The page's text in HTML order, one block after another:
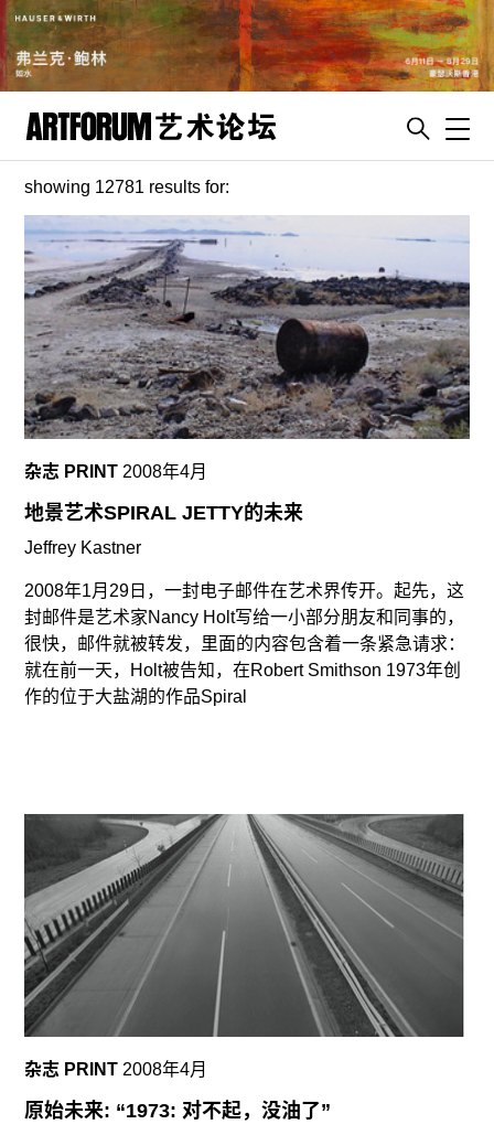
artguide
新闻
展评
杂志
专栏
视频
ENGLISH
ART & EDUCATION
广告
订阅
往期内容
showing 12781 results for:
杂志 PRINT 2008年4月
地景艺术SPIRAL JETTY的未来
Jeffrey Kastner
2008年1月29日，一封电子邮件在艺术界传开。起先，这
封邮件是艺术家Nancy Holt写给一小部分朋友和同事的，
很快，邮件就被转发，里面的内容包含着一条紧急请求：
就在前一天，Holt被告知，在Robert Smithson 1973年创
作的位于大盐湖的作品Spiral
杂志 PRINT2008年4月
原始未来: “1973: 对不起，没油了”